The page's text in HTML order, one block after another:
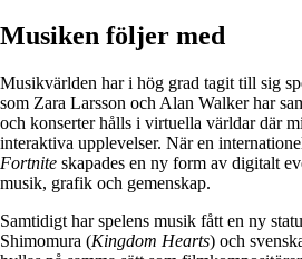
Musiken följer med
Musikvärlden har i hög grad tagit till sig
som Zara Larsson och Alan Walker har
och konserter hålls i virtuella världar där
interaktiva upplevelser. När en
Fortnite skapades en ny form av digitalt
musik, grafik och gemenskap.
Samtidigt har spelens musik fått en ny
Shimomura (Kingdom Hearts) och